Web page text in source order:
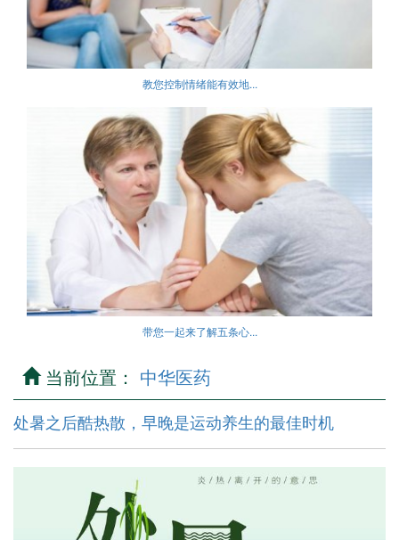
教您控制情绪能有效地...
带您一起来了解五条心...
当前位置： 中华医药
处暑之后酷热散，早晚是运动养生的最佳时机